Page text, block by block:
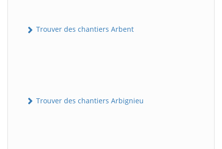
Trouver des chantiers Arbent
Trouver des chantiers Arbignieu